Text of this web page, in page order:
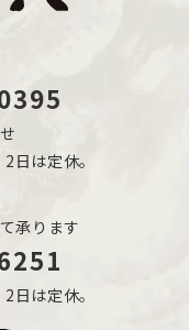
日は定休。
承ります
日は定休。